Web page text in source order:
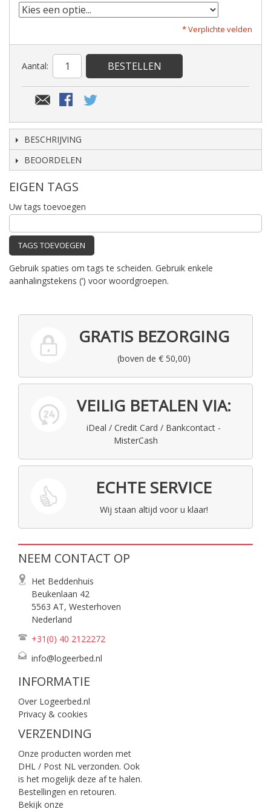
* Verplichte velden
Aantal: BESTELLEN
BESCHRIJVING
BEOORDELEN
EIGEN TAGS
Uw tags toevoegen
TAGS TOEVOEGEN
Gebruik spaties om tags te scheiden. Gebruik enkele
aanhalingstekens (‘) voor woordgroepen.
GRATIS BEZORGING
(boven de € 50,00)
VEILIG BETALEN VIA:
iDeal / Credit Card / Bankcontact -
MisterCash
ECHTE SERVICE
Wij staan altijd voor u klaar!
NEEM CONTACT OP
Het Beddenhuis
Beukenlaan 42
5563 AT, Westerhoven
Nederland
+31(0) 40 2122272
info@logeerbed.nl
INFORMATIE
Over Logeerbed.nl
Privacy & cookies
VERZENDING
Onze producten worden met
DHL / Post NL verzonden. Ook
is het mogelijk deze af te halen.
Bestellingen en retouren.
Bekijk onze